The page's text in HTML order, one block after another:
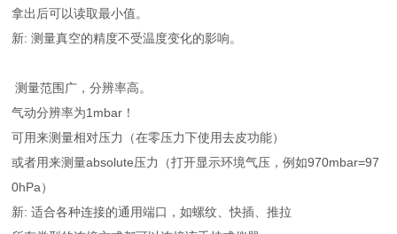
拿出后可以读取最小值。
新: 测量真空的精度不受温度变化的影响。
测量范围广，分辨率高。
气动分辨率为1mbar！
可用来测量相对压力（在零压力下使用去皮功能）
或者用来测量absolute压力（打开显示环境气压，例如970mbar=97
0hPa）
新: 适合各种连接的通用端口，如螺纹、快插、推拉